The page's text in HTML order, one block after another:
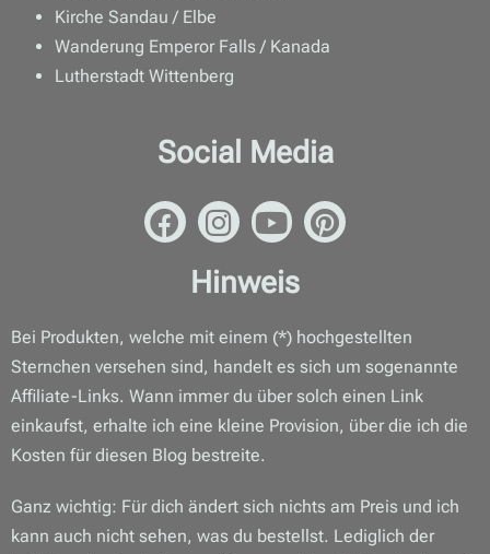
Kirche Sandau / Elbe
Wanderung Emperor Falls / Kanada
Lutherstadt Wittenberg
Social Media
Hinweis
Bei Produkten, welche mit einem (*) hochgestellten
Sternchen versehen sind, handelt es sich um sogenannte
Affiliate-Links. Wann immer du über solch einen Link
einkaufst, erhalte ich eine kleine Provision, über die ich die
Kosten für diesen Blog bestreite.
Ganz wichtig: Für dich ändert sich nichts am Preis und ich
kann auch nicht sehen, was du bestellst. Lediglich der